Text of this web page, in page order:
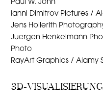
Paul W. John
Ianni Dimitrov Pictures /
Jens Hollerith
Juergen Henkelmann
Photo
RayArt Graphics / Alamy
3D-